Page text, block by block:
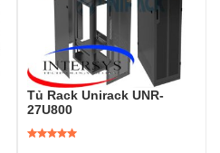
Tủ Rack Unirack UNR-
27U800